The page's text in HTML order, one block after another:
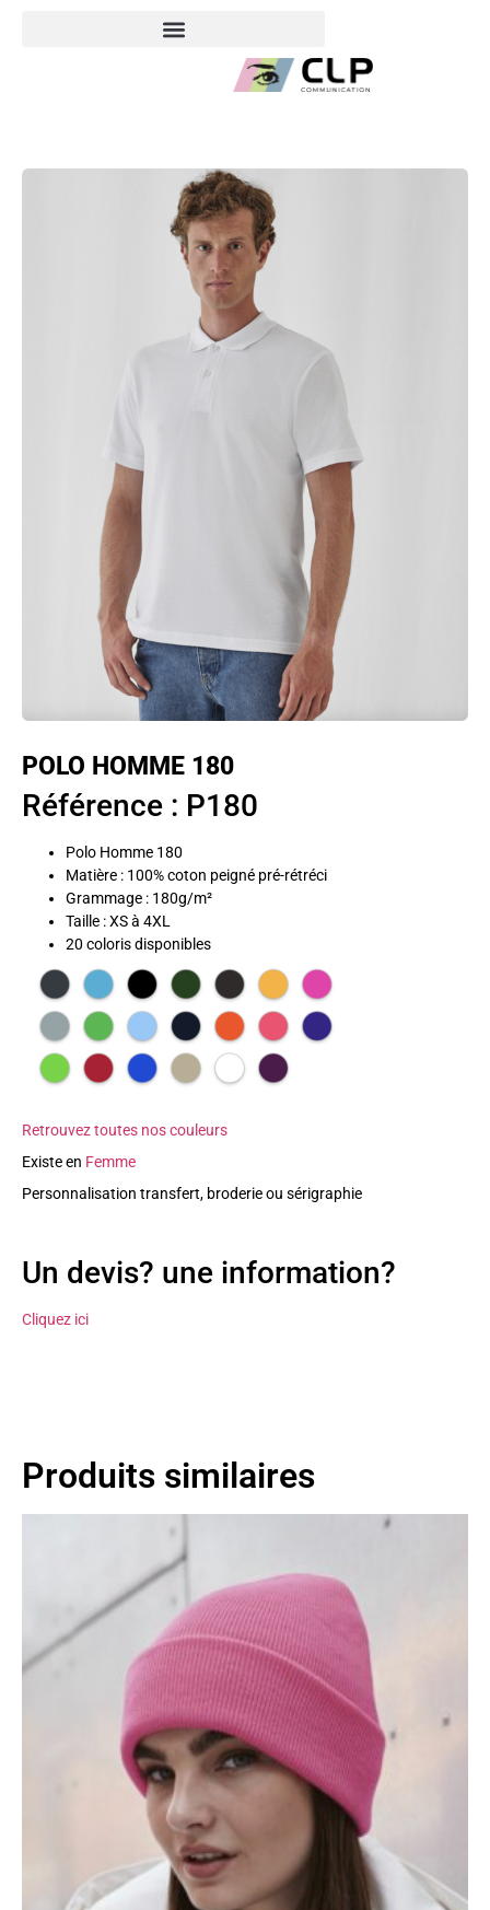
POLO HOMME 180
Référence : P180
Polo Homme 180
Matière : 100% coton peigné pré-rétréci
Grammage : 180g/m²
Taille : XS à 4XL
20 coloris disponibles
Retrouvez toutes nos couleurs
Existe en Femme
Personnalisation transfert, broderie ou sérigraphie
Un devis? une information?
Cliquez ici
Produits similaires